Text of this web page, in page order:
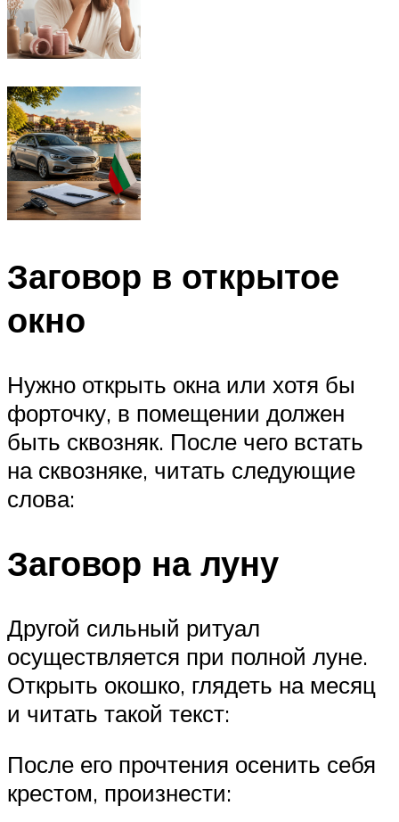
Заговор в открытое
окно
Нужно открыть окна или хотя бы
форточку, в помещении должен
быть сквозняк. После чего встать
на сквозняке, читать следующие
слова:
Заговор на луну
Другой сильный ритуал
осуществляется при полной луне.
Открыть окошко, глядеть на месяц
и читать такой текст:
После его прочтения осенить себя
крестом, произнести: